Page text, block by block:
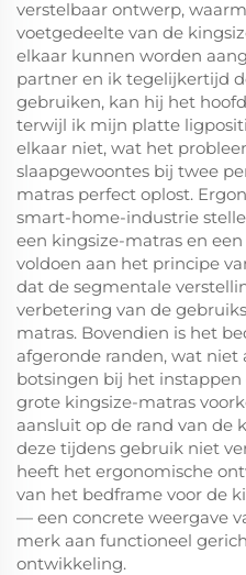
verstelbaar ontwerp,
voetgedeelte van de
elkaar kunnen worden
partner en ik tegelijkertijd
gebruiken, kan hij het
terwijl ik mijn platte
elkaar niet, wat het
slaapgewoontes bij twee
matras perfect oplost.
smart-home-industrie
een kingsize-matras en
voldoen aan het principe
dat de segmentale
verbetering van de
matras. Bovendien is het
afgeronde randen, wat
botsingen bij het
grote kingsize-matras
aansluit op de rand van de
deze tijdens gebruik niet
heeft het ergonomische
van het bedframe voor de
— een concrete weergave
merk aan functioneel
ontwikkeling.